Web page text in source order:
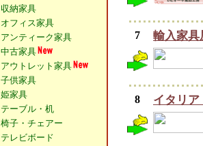
収納家具
オフィス家具
アンティーク家具
中古家具
アウトレット家具
子供家具
姫家具
テーブル・机
椅子・チェアー
テレビボード
7 輸入家具
8 イタリ